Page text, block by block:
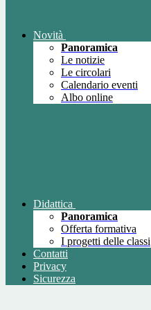
Novità
Panoramica
Le notizie
Le circolari
Calendario eventi
Albo online
Didattica
Panoramica
Offerta formativa
I progetti delle classi
Contatti
Privacy
Sicurezza